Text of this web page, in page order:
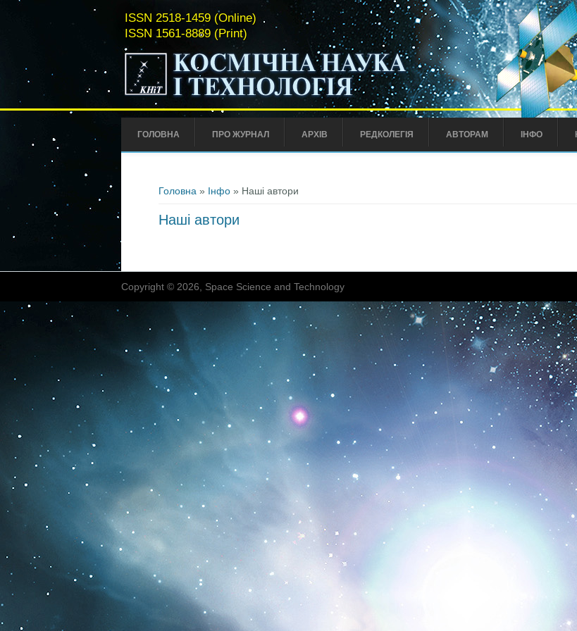
ISSN 2518-1459 (Online)
ISSN 1561-8889 (Print)
ГОЛОВНА ПРО ЖУРНАЛ АРХІВ РЕДКОЛЕГІЯ АВТОРАМ ІНФО
Головна» Інфо» Наші автори
Наші автори
Copyright © 2026, Space Science and Technology